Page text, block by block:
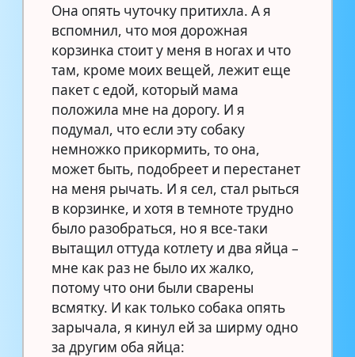
Она опять чуточку притихла. А я
вспомнил, что моя дорожная
корзинка стоит у меня в ногах и что
там, кроме моих вещей, лежит еще
пакет с едой, который мама
положила мне на дорогу. И я
подумал, что если эту собаку
немножко прикормить, то она,
может быть, подобреет и перестанет
на меня рычать. И я сел, стал рыться
в корзинке, и хотя в темноте трудно
было разобраться, но я все-таки
вытащил оттуда котлету и два яйца –
мне как раз не было их жалко,
потому что они были сварены
всмятку. И как только собака опять
зарычала, я кинул ей за ширму одно
за другим оба яйца: